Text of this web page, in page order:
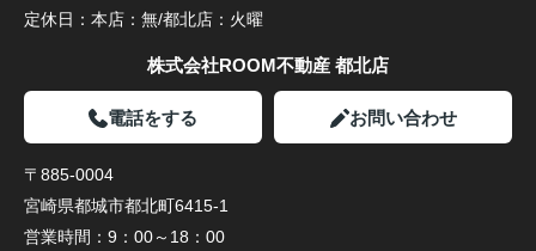
定休日： 本店：無/都北店：火曜
株式会社ROOM不動産 都北店
電話をする お問い合わせ
〒885-0004
宮崎県都城市都北町6415-1
営業時間： 9：00～18：00